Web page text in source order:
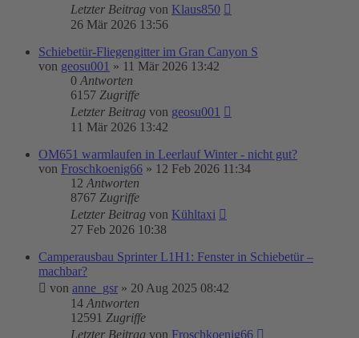
Letzter Beitrag von Klaus850
26 Mär 2026 13:56
Schiebetür-Fliegengitter im Gran Canyon S
von geosu001 » 11 Mär 2026 13:42
0 Antworten
6157 Zugriffe
Letzter Beitrag von geosu001
11 Mär 2026 13:42
OM651 warmlaufen in Leerlauf Winter - nicht gut?
von Froschkoenig66 » 12 Feb 2026 11:34
12 Antworten
8767 Zugriffe
Letzter Beitrag von Kühltaxi
27 Feb 2026 10:38
Camperausbau Sprinter L1H1: Fenster in Schiebetür –
machbar?
von anne_gsr » 20 Aug 2025 08:42
14 Antworten
12591 Zugriffe
Letzter Beitrag von Froschkoenig66